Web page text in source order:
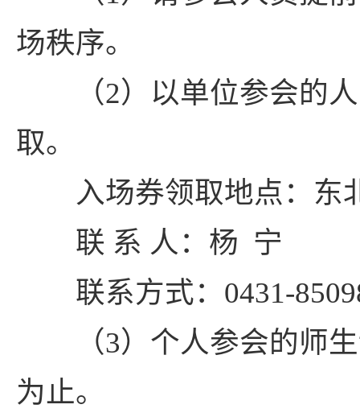
场秩序。
（2）以单位参会的人
取。
入场券领取地点：东
联 系 人：杨 宁
联系方式：0431-
（3）个人参会的师生
为止。